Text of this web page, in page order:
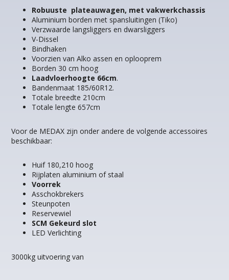
Robuuste plateauwagen, met vakwerkchassis
Aluminium borden met spansluitingen (Tiko)
Verzwaarde langsliggers en dwarsliggers
V-Dissel
Bindhaken
Voorzien van Alko assen en oplooprem
Borden 30 cm hoog
Laadvloerhoogte 66cm.
Bandenmaat 185/60R12.
Totale breedte 210cm
Totale lengte 657cm
Voor de MEDAX zijn onder andere de volgende accessoires
beschikbaar:
Huif 180,210 hoog
Rijplaten aluminium of staal
Voorrek
Asschokbrekers
Steunpoten
Reservewiel
SCM Gekeurd slot
LED Verlichting
3000kg uitvoering van